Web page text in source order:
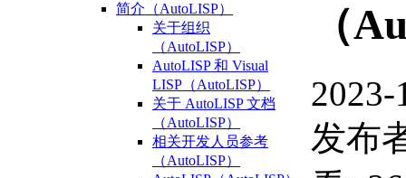
简介（AutoLISP）
关于组织
（AutoLISP）
AutoLISP 和 Visual
LISP（AutoLISP）
关于 AutoLISP 文档
（AutoLISP）
相关开发人员参考
（AutoLISP）
（
2023-
发布